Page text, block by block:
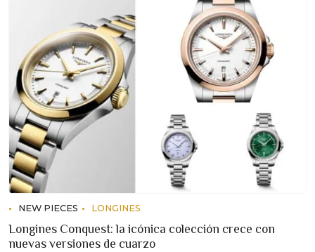
NEW PIECES LONGINES
Longines Conquest: la icónica colección crece con
nuevas versiones de cuarzo